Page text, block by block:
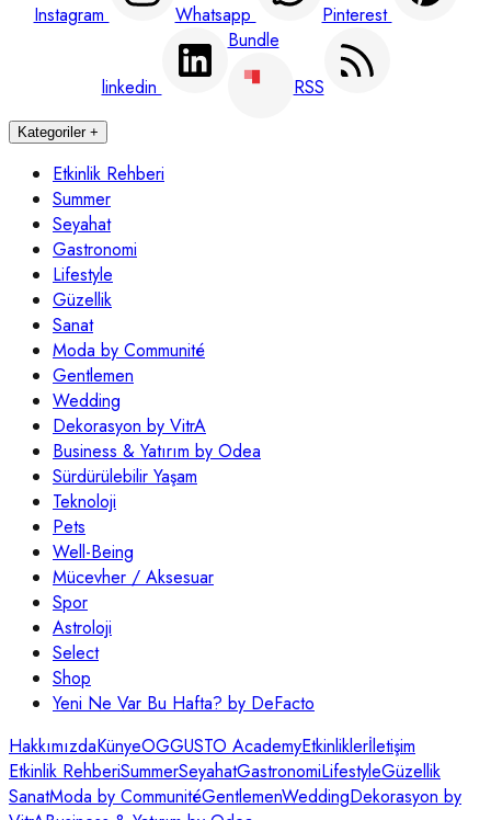
Instagram Whatsapp Pinterest
linkedin
Bundle
RSS
Kategoriler +
Etkinlik Rehberi
Summer
Seyahat
Gastronomi
Lifestyle
Güzellik
Sanat
Moda by Communité
Gentlemen
Wedding
Dekorasyon by VitrA
Business & Yatırım by Odea
Sürdürülebilir Yaşam
Teknoloji
Pets
Well-Being
Mücevher / Aksesuar
Spor
Astroloji
Select
Shop
Yeni Ne Var Bu Hafta? by DeFacto
HakkımızdaKünyeOGGUSTO AcademyEtkinliklerİletişim
Etkinlik RehberiSummerSeyahatGastronomiLifestyleGüzellik
SanatModa by CommunitéGentlemenWeddingDekorasyon by